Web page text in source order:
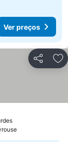
Ver preços
Partilhar